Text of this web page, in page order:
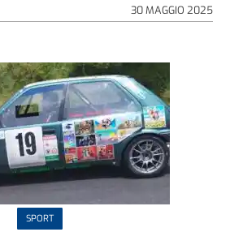
30 MAGGIO 2025
SPORT